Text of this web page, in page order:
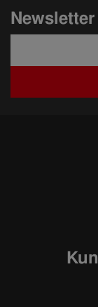
Newsletter